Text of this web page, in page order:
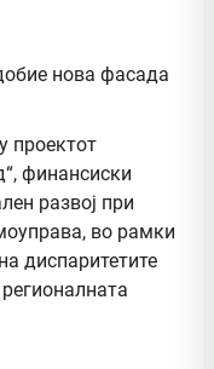
проектот
финансиски
развој при
во рамки
диспаритетите